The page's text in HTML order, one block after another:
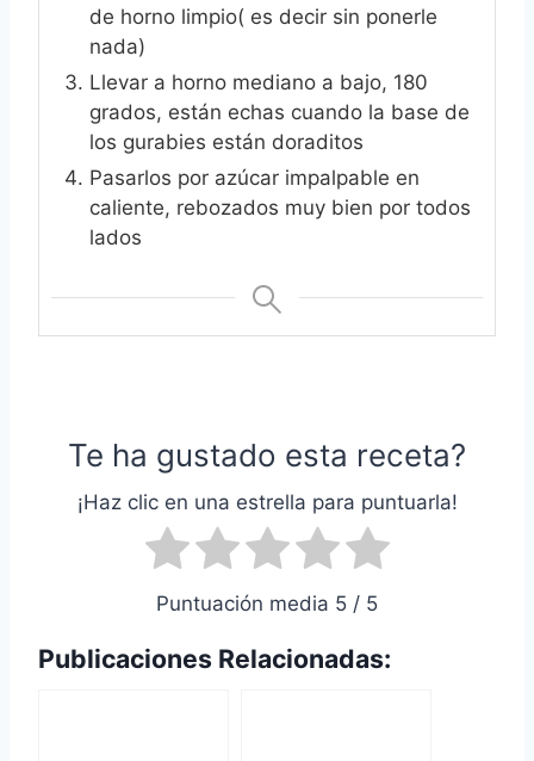
de horno limpio( es decir sin ponerle
nada)
Llevar a horno mediano a bajo, 180
grados, están echas cuando la base de
los gurabies están doraditos
Pasarlos por azúcar impalpable en
caliente, rebozados muy bien por todos
lados
Te ha gustado esta receta?
¡Haz clic en una estrella para puntuarla!
Puntuación media 5 / 5
Publicaciones Relacionadas: